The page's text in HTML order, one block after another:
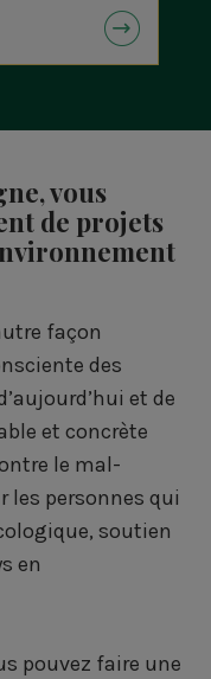
vous
de projets
façon
des
et de
et concrète
le mal-
les personnes qui
soutien
en
pouvez faire une